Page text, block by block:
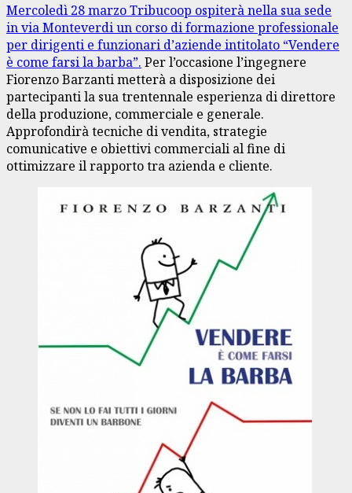
Mercoledì 28 marzo Tribucoop ospiterà nella sua sede
in via Monteverdi un corso di formazione professionale
per dirigenti e funzionari d’aziende intitolato “Vendere
è come farsi la barba”. Per l’occasione l’ingegnere
Fiorenzo Barzanti metterà a disposizione dei
partecipanti la sua trentennale esperienza di direttore
della produzione, commerciale e generale.
Approfondirà tecniche di vendita, strategie
comunicative e obiettivi commerciali al fine di
ottimizzare il rapporto tra azienda e cliente.